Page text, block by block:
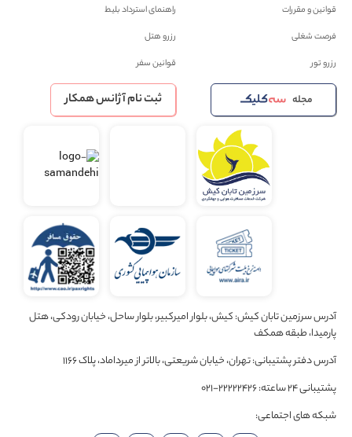
قوانین و مقررات
راهنمای استرداد بلیط
فرصت شغلی
رزرو هتل
رزرو تور
قوانین سفر
مجله ثبت نام آژانس همکار
آدرس سرزمین تابان کیش: کیش، بلوار امیرکبیر، بلوار ساحل، خیابان رودکی، هتل
پارمیدا، طبقه همکف
آدرس دفتر پشتیبانی: تهران، خیابان شریعتی، بالاتر از میرداماد، پلاک 1166
پشتیبانی 24 ساعته: 22222426-021
شبکه های اجتماعی: